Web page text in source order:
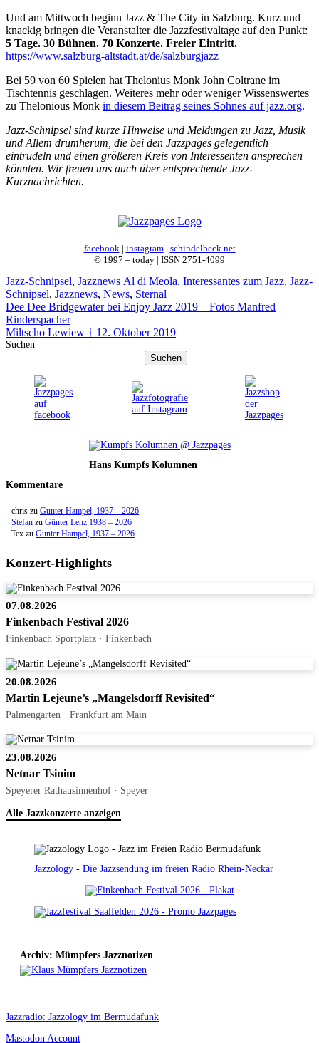
Und am Mittwoch beginn Jazz & The City in Salzburg. Kurz und
knackig bringen die Veranstalter die Jazzfestivaltage auf den Punkt:
5 Tage. 30 Bühnen. 70 Konzerte. Freier Eintritt.
https://www.salzburg-altstadt.at/de/salzburgjazz
Bei 59 von 60 Spielen hat Thelonius Monk John Coltrane im
Tischtennis geschlagen. Weiteres mehr oder weniger Wissenswertes
zu Thelonious Monk in diesem Beitrag seines Sohnes auf jazz.org.
Jazz-Schnipsel sind kurze Hinweise und Meldungen zu Jazz, Musik
und Allem drumherum, die bei den Jazzpages gelegentlich
eintrudeln und einen größeren Kreis von Interessenten ansprechen
könnten. Wir freuen uns auch über entsprechende Jazz-
Kurznachrichten.
facebook | instagram| schindelbeck.net
© 1997 – today | ISSN 2751-4099
Kategorien
Jazz-Schnipsel, Jazznews Schlagwörter
Al di Meola, Interessantes zum Jazz, Jazz-
Schnipsel, Jazznews, News, Sternal
Dee Dee Bridgewater bei Enjoy Jazz 2019 – Fotos Manfred
Rinderspacher
Miltscho Lewiew † 12. Oktober 2019
Suchen
Suchen
Hans Kumpfs Kolumnen
Kommentare
chris zu Gunter Hampel, 1937 – 2026
Stefan zu Günter Lenz 1938 – 2026
Tex zu Gunter Hampel, 1937 – 2026
Konzert-Highlights
07.08.2026
Finkenbach Festival 2026
Finkenbach Sportplatz · Finkenbach
20.08.2026
Martin Lejeune’s „Mangelsdorff Revisited“
Palmengarten · Frankfurt am Main
23.08.2026
Netnar Tsinim
Speyerer Rathausinnenhof · Speyer
Alle Jazzkonzerte anzeigen
Jazzology - Die Jazzsendung im freien Radio Rhein-Neckar
Archiv: Mümpfers Jazznotizen
Jazzradio: Jazzology im Bermudafunk
Mastodon Account